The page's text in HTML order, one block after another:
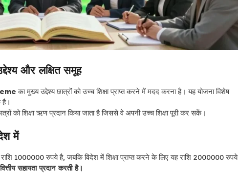
और लक्षित समूह
का मुख्य उद्देश्य छात्रों को उच्च शिक्षा प्राप्त करने में मदद करना है। यह योजना विशेष
है।
शिक्षा ऋण प्रदान किया जाता है जिससे वे अपनी उच्च शिक्षा पूरी कर सकें।
में
1000000 रुपये है, जबकि विदेश में शिक्षा प्राप्त करने के लिए यह राशि 2000000 रुपये
सहायता प्रदान करती है।